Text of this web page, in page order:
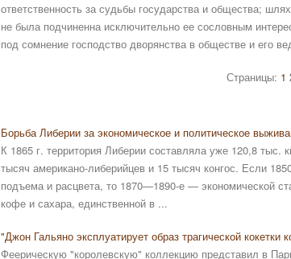
ответственность за судьбы государства и общества;
не была подчиненна исключительно ее сословным
под сомнение господство дворянства в обществе и его
Страницы: 1
Борьба Либерии за экономическое и политическое
К 1865 г. территория Либерии составляла уже 120,8
тысяч американо-либерийцев и 15 тысяч конгос. Если
подъема и расцвета, то 1870—1890-е — экономической
кофе и сахара, единственной в ...
"Джон Гальяно эксплуатирует образ трагической кокетки
Феерическую "королевскую" коллекцию представил в